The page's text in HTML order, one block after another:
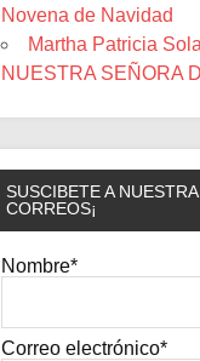
Novena de Navidad
Martha Patricia
NUESTRA SEÑORA
SUSCIBETE A
CORREOS¡
Nombre*
Correo electrónico*